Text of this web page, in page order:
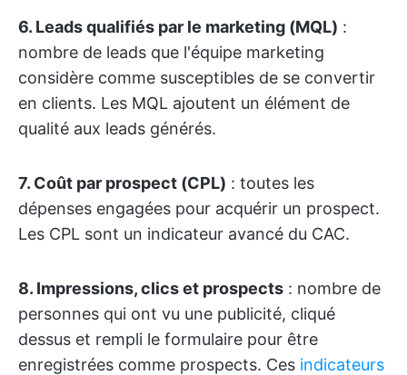
6. Leads qualifiés par le marketing (MQL) :
nombre de leads que l'équipe marketing
considère comme susceptibles de se convertir
en clients. Les MQL ajoutent un élément de
qualité aux leads générés.
7. Coût par prospect (CPL) : toutes les
dépenses engagées pour acquérir un prospect.
Les CPL sont un indicateur avancé du CAC.
8. Impressions, clics et prospects : nombre de
personnes qui ont vu une publicité, cliqué
dessus et rempli le formulaire pour être
enregistrées comme prospects. Ces indicateurs